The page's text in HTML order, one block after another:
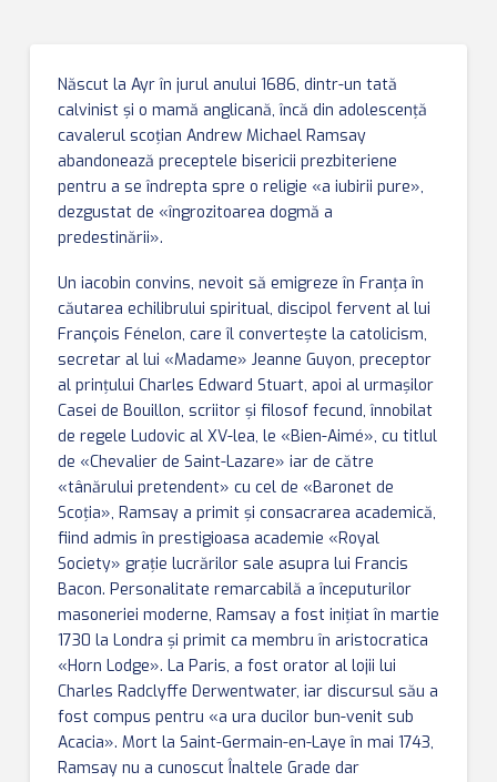
Născut la Ayr în jurul anului 1686, dintr-un tată
calvinist şi o mamă anglicană, încă din adolescenţă
cavalerul scoţian Andrew Michael Ramsay
abandonează preceptele bisericii prezbiteriene
pentru a se îndrepta spre o religie «a iubirii pure»,
dezgustat de «îngrozitoarea dogmă a
predestinării».
Un iacobin convins, nevoit să emigreze în Franţa în
căutarea echilibrului spiritual, discipol fervent al lui
François Fénelon, care îl converteşte la catolicism,
secretar al lui «Madame» Jeanne Guyon, preceptor
al prinţului Charles Edward Stuart, apoi al urmaşilor
Casei de Bouillon, scriitor şi filosof fecund, înnobilat
de regele Ludovic al XV-lea, le «Bien-Aimé», cu titlul
de «Chevalier de Saint-Lazare» iar de către
«tânărului pretendent» cu cel de «Baronet de
Scoţia», Ramsay a primit şi consacrarea academică,
fiind admis în prestigioasa academie «Royal
Society» graţie lucrărilor sale asupra lui Francis
Bacon. Personalitate remarcabilă a începuturilor
masoneriei moderne, Ramsay a fost iniţiat în martie
1730 la Londra şi primit ca membru în aristocratica
«Horn Lodge». La Paris, a fost orator al lojii lui
Charles Radclyffe Derwentwater, iar discursul său a
fost compus pentru «a ura ducilor bun-venit sub
Acacia». Mort la Saint-Germain-en-Laye în mai 1743,
Ramsay nu a cunoscut Înaltele Grade dar